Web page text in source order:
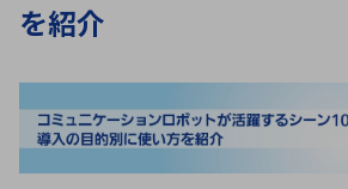
ロボティクス（AI）
品質管理・検査
民生
ICTソリューション 組
A B C
を紹介